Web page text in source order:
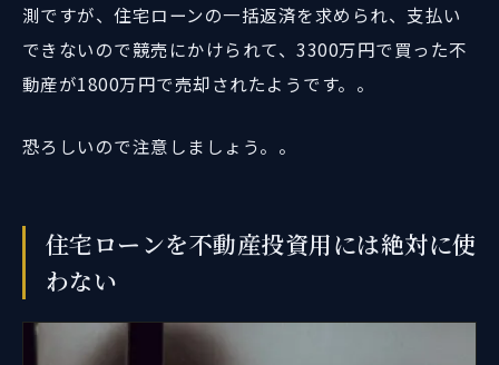
測ですが、住宅ローンの一括返済を求められ、支払い
できないので競売にかけられて、3300万円で買った不
動産が1800万円で売却されたようです。。
恐ろしいので注意しましょう。。
住宅ローンを不動産投資用には絶対に使
わない